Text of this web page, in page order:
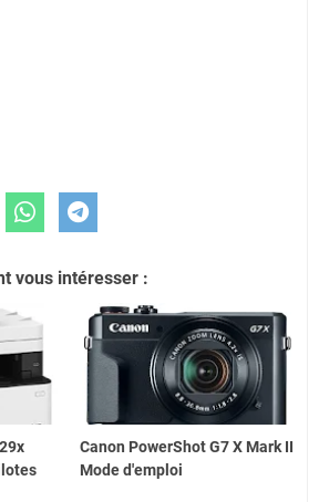
vous intéresser :
Canon PowerShot G7 X Mark II
Mode d'emploi